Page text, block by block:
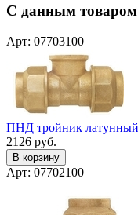
С данным
Арт: 07703100
ПНД тройник
2126 руб.
В корзину
Арт: 07702100